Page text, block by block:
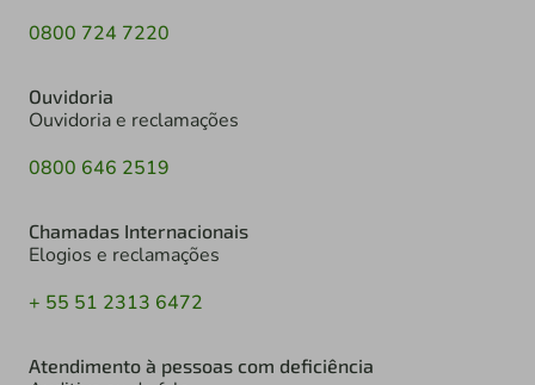
0800 724 7220
Ouvidoria
Ouvidoria e reclamações
0800 646 2519
Chamadas Internacionais
Elogios e reclamações
+ 55 51 2313 6472
Atendimento à pessoas com deficiência